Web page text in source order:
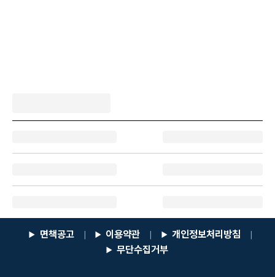
면책공고 | 이용약관 | 개인정보처리방침 |
무단수집거부